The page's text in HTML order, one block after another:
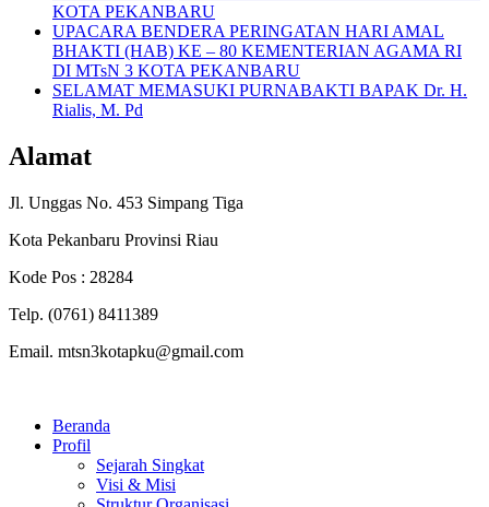
KOTA PEKANBARU
UPACARA BENDERA PERINGATAN HARI AMAL
BHAKTI (HAB) KE – 80 KEMENTERIAN AGAMA RI
DI MTsN 3 KOTA PEKANBARU
SELAMAT MEMASUKI PURNABAKTI BAPAK Dr. H.
Rialis, M. Pd
Alamat
Jl. Unggas No. 453 Simpang Tiga
Kota Pekanbaru Provinsi Riau
Kode Pos : 28284
Telp. (0761) 8411389
Email. mtsn3kotapku@gmail.com
Beranda
Profil
Sejarah Singkat
Visi & Misi